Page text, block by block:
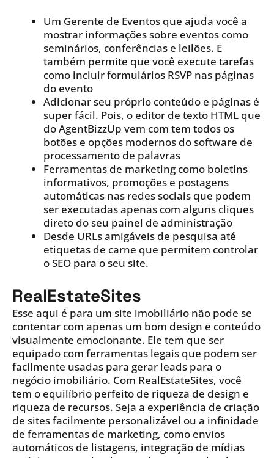
Um Gerente de Eventos que ajuda você a
mostrar informações sobre eventos como
seminários, conferências e leilões. E
também permite que você execute tarefas
como incluir formulários RSVP nas páginas
do evento
Adicionar seu próprio conteúdo e páginas é
super fácil. Pois, o editor de texto HTML que
do AgentBizzUp vem com tem todos os
botões e opções modernos do software de
processamento de palavras
Ferramentas de marketing como boletins
informativos, promoções e postagens
automáticas nas redes sociais que podem
ser executadas apenas com alguns cliques
direto do seu painel de administração
Desde URLs amigáveis de pesquisa até
etiquetas de carne que permitem controlar
o SEO para o seu site.
RealEstateSites
Esse aqui é para um site imobiliário não pode se
contentar com apenas um bom design e conteúdo
visualmente emocionante. Ele tem que ser
equipado com ferramentas legais que podem ser
facilmente usadas para gerar leads para o
negócio imobiliário. Com RealEstateSites, você
tem o equilíbrio perfeito de riqueza de design e
riqueza de recursos. Seja a experiência de criação
de sites facilmente personalizável ou a infinidade
de ferramentas de marketing, como envios
automáticos de listagens, integração de mídias